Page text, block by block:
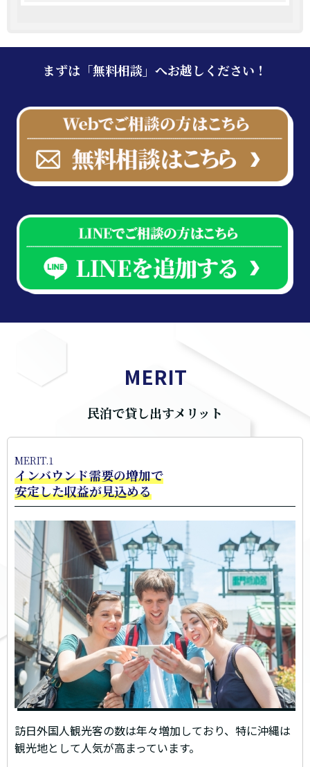
まずは「無料相談」へお越しください！
MERIT
民泊で貸し出すメリット
MERIT.1
インバウンド需要の増加で
安定した収益が見込める
訪日外国人観光客の数は年々増加しており、特に沖縄は
観光地として人気が高まっています。